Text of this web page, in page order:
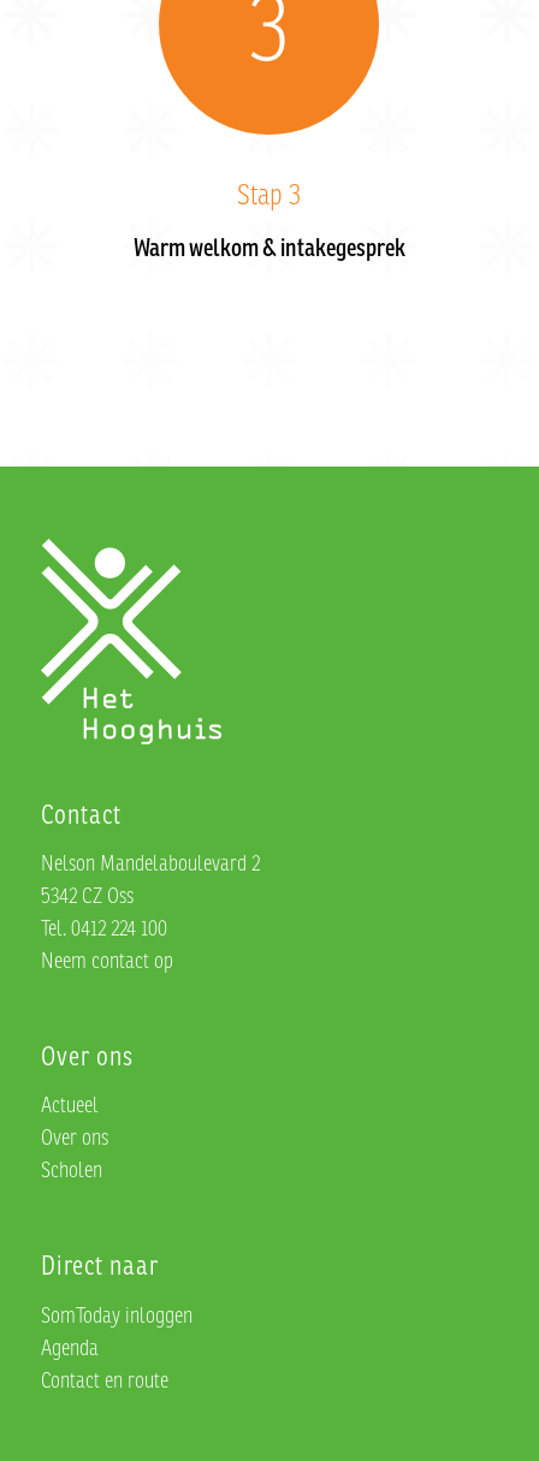
Stap 3
Warm welkom & intakegesprek
Contact
Nelson Mandelaboulevard 2
5342 CZ Oss
Tel. 0412 224 100
Neem contact op
Over ons
Actueel
Over ons
Scholen
Direct naar
SomToday inloggen
Agenda
Contact en route